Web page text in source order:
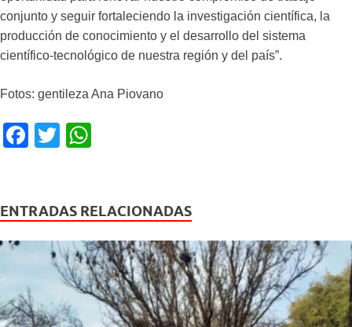
conjunto y seguir fortaleciendo la investigación científica, la
producción de conocimiento y el desarrollo del sistema
científico-tecnológico de nuestra región y del país”.
Fotos: gentileza Ana Piovano
F
e
b
o
k
T
er s
A
p
p
ENTRADAS RELACIONADAS